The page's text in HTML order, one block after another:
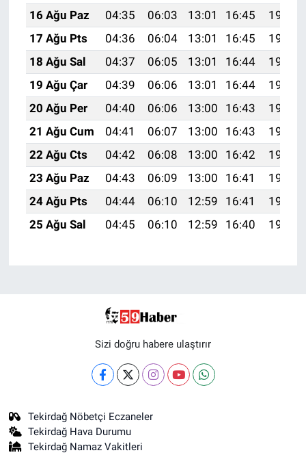
16 Ağu Paz
04:35 06:03 13:01 16:45
19:50
17 Ağu Pts
04:36 06:04 13:01 16:45
19:48
18 Ağu Sal
04:37 06:05 13:01 16:44
19:47
19 Ağu Çar
04:39 06:06 13:01 16:44
19:46
20 Ağu Per
04:40 06:06 13:00 16:43
19:45
21 Ağu Cum
04:41 06:07 13:00 16:43
19:43
22 Ağu Cts
04:42 06:08 13:00 16:42
19:42
23 Ağu Paz
04:43 06:09 13:00 16:41
19:41
24 Ağu Pts
04:44 06:10 12:59 16:41
19:39
25 Ağu Sal
04:45 06:10 12:59 16:40 19:38
Sizi doğru habere ulaştırır
Tekirdağ Nöbetçi Eczaneler
Tekirdağ Hava Durumu
Tekirdağ Namaz Vakitleri